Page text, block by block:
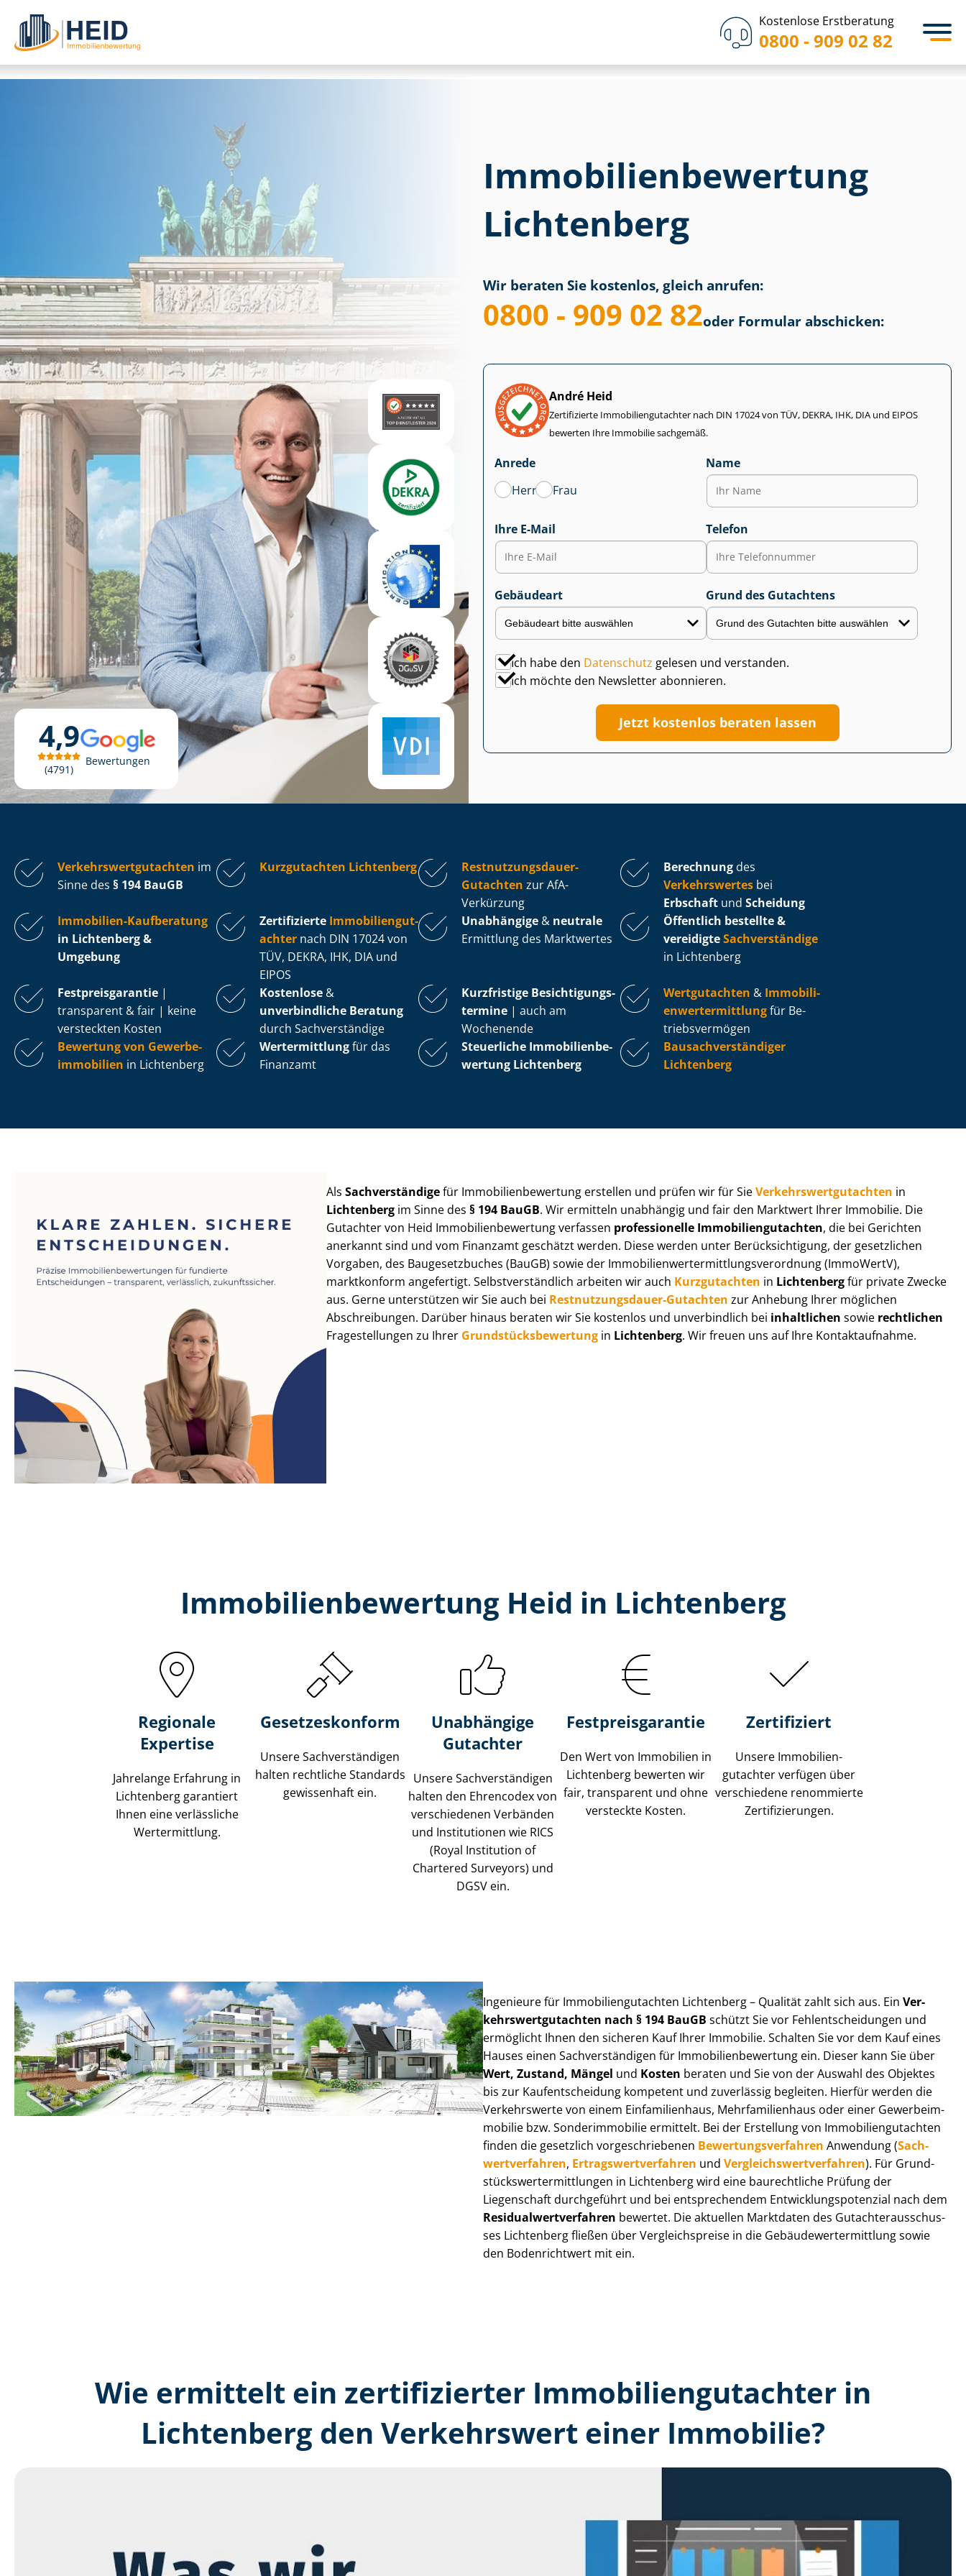
Kostenlose Erstberatung
0800 - 909 02 82
4,9
4791
Bewertungen
Immobilien­bewertung
Lichtenberg
Wir beraten Sie kostenlos, gleich anrufen:
0800 - 909 02 82oder Formular abschicken:
André Heid
Zertifizierte Im­mo­bi­li­en­gut­ach­ter nach DIN 17024 von TÜV, DEKRA, IHK, DIA und EIPOS
bewerten Ihre Immobilie sachgemäß.
Anrede
Herr
Frau
Name
Ihre E-Mail Telefon
Gebäudeart Grund des Gutachtens
Ich habe den Datenschutz gelesen und verstanden.
Ich möchte den Newsletter abonnieren.
Jetzt kostenlos beraten lassen
Ver­kehrs­wert­gut­ach­ten im
Sinne des § 194 BauGB
Kurzgutachten Lichtenberg
Rest­nut­zungs­dau­er-
Gutachten zur AfA-
Verkürzung
Berechnung des
Verkehrswertes bei
Erbschaft und Scheidung
Immobilien-Kaufberatung
in Lichtenberg &
Umgebung
Zertifizierte Im­mo­bi­li­en­gut­
ach­ter nach DIN 17024 von
TÜV, DEKRA, IHK, DIA und
EIPOS
Unabhängige & neutrale
Ermittlung des Marktwertes
Öffentlich bestellte &
vereidigteSachverständige
in Lichtenberg
Fest­preis­ga­ran­tie |
transparent & fair | keine
versteckten Kosten
Kostenlose &
unverbindliche Beratung
durch Sachverständige
Kurzfristige Be­sich­ti­gungs­
ter­mi­ne | auch am
Wochenende
Wertgutachten & Im­mo­bi­li­
en­wert­ermitt­lungfür Be­
triebs­ver­mö­gen
Bewertung von Ge­wer­be­
im­mo­bi­li­en in Lichtenberg
Wertermittlungfür das
Finanzamt
Steuerliche Im­mo­bi­li­en­be­
wer­tung Lichtenberg
Bau­sach­ver­stän­di­ger
Lichtenberg
AlsSachverständigefür Im­mo­bi­li­en­be­wer­tung erstellen und prüfen wir für SieVer­kehrs­wert­gut­ach­ten in
Lichtenberg im Sinne des§ 194 BauGB. Wir ermitteln unabhängig und fair den Marktwert Ihrer Immobilie. Die
Gutachter von Heid Im­mo­bi­li­en­be­wer­tung verfassen professionelle Im­mo­bi­li­en­gut­ach­ten, die bei Gerichten
anerkannt sind und vom Finanzamt geschätzt werden. Diese werden unter Be­rück­sich­ti­gung, der gesetzlichen
Vorgaben, des Baugesetzbuches (BauGB) sowie der Im­mo­bi­li­en­wert­ermitt­lungs­ver­ord­nung (ImmoWertV),
marktkonform angefertigt. Selbst­ver­ständ­lich arbeiten wir auch Kurzgutachten in Lichtenbergfür private Zwecke
aus. Gerne unterstützen wir Sie auch bei Rest­nut­zungs­dau­er-Gutachten zur Anhebung Ihrer möglichen
Abschreibungen. Darüber hinaus beraten wir Sie kostenlos und unverbindlich bei inhaltlichen sowie rechtlichen
Fragestellungen zu Ihrer Grund­stücks­be­wer­tung in Lichtenberg. Wir freuen uns auf Ihre Kontaktaufnahme.
Immobilien­bewertung Heid in Lichtenberg
Regionale
Expertise
Jahrelange Erfahrung in
Lichtenberg garantiert
Ihnen eine verlässliche
Wertermittlung.
Gesetzes­konform
Unsere Sach­ver­stän­di­gen
halten rechtliche Standards
gewissenhaft ein.
Unabhängige
Gutachter
Unsere Sach­ver­stän­di­gen
halten den Ehrencodex von
verschiedenen Verbänden
und Institutionen wie RICS
(Royal Institution of
Chartered Surveyors) und
DGSV ein.
Festpreis​garantie
Den Wert von Immobilien in
Lichtenberg bewerten wir
fair, transparent und ohne
versteckte Kosten.
Zertifiziert
Unsere Immobilien­
gutachter verfügen über
verschiedene renommierte
Zer­ti­fi­zie­run­gen.
Ingenieure für Im­mo­bi­li­en­gut­ach­ten Lichtenberg – Qualität zahlt sich aus. Ein Ver­
kehrs­wert­gut­ach­ten nach § 194 BauGB schützt Sie vor Fehl­ent­schei­dun­gen und
ermöglicht Ihnen den sicheren Kauf Ihrer Immobilie. Schalten Sie vor dem Kauf eines
Hauses einen Sach­ver­stän­di­gen für Im­mo­bi­li­en­be­wer­tung ein. Dieser kann Sie über
Wert, Zustand, Mängel und Kosten beraten und Sie von der Auswahl des Objektes
bis zur Kauf­ent­schei­dung kompetent und zuverlässig begleiten. Hierfür werden die
Verkehrswerte von einem Einfamilienhaus, Mehr­fa­mi­li­en­haus oder einer Ge­wer­be­im­
mo­bi­lie bzw. Sonderimmobilie ermittelt. Bei der Erstellung von Im­mo­bi­li­en­gut­ach­ten
finden die gesetzlich vor­ge­schrie­be­nen Be­wer­tungs­ver­fah­ren Anwendung (Sach­
wert­ver­fah­ren, Er­trags­wert­ver­fah­ren und Ver­gleichs­wert­ver­fah­ren). Für Grund­
stücks­wert­ermitt­lun­gen in Lichtenberg wird eine baurechtliche Prüfung der
Liegenschaft durchgeführt und bei entsprechendem Ent­wick­lungs­po­ten­zi­al nach dem
Re­si­du­al­wert­ver­fah­ren bewertet. Die aktuellen Marktdaten des Gut­ach­ter­aus­schus­
ses Lichtenberg fließen über Ver­gleichs­prei­se in die Ge­bäu­de­wert­ermitt­lung sowie
den Bodenrichtwert mit ein.
Wie ermittelt ein zertifizierter Immobilien­gutachter in
Lichtenberg den Verkehrswert einer Immobilie?